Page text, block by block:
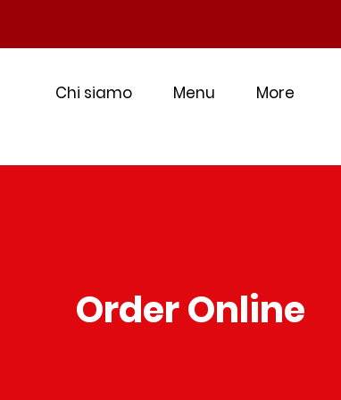
Chi siamo Menu More
Order Online